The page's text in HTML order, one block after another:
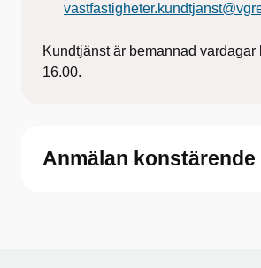
Kundtjänst är bemannad vardagar
16.00.
Anmälan konstärende